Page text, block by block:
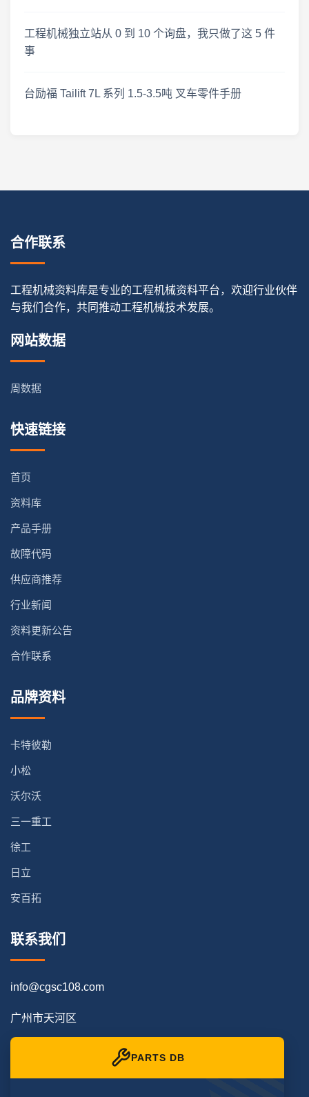
工程机械独立站从 0 到 10 个询盘，我只做了这 5 件
事
台励福 Tailift 7L 系列 1.5-3.5吨 叉车零件手册
合作联系
工程机械资料库是专业的工程机械资料平台，欢迎行业伙伴
与我们合作，共同推动工程机械技术发展。
网站数据
周数据
快速链接
首页
资料库
产品手册
故障代码
供应商推荐
行业新闻
资料更新公告
合作联系
品牌资料
卡特彼勒
小松
沃尔沃
三一重工
徐工
日立
安百拓
联系我们
info@cgsc108.com
广州市天河区
PARTS DB